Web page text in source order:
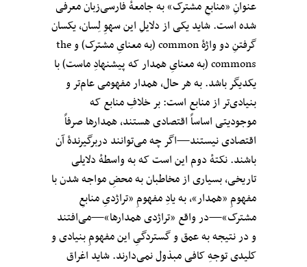
عنوانِ «منابعِ مشترک» به جامعهٔ فارسی‌زبان معرفی
شده است. شاید یکی از دلایلِ این سهوِ لِسان، یکسان
گرفتنِ دو واژهٔ common (به معنایِ‌ مشترک) و the
commons (به معنایِ‌ همدار که پیشنهادِ ماست) با
یکدیگر باشد. به هر حال، همدار مفهومی عام‌تر و
بنیادی‌تر از منابع است: بر خلافِ منابع که
موجودیتی اساساً اقتصادی هستند، همدارها صرفاً
اقتصادی نیستند—اگر چه می‌توانند دربرگیرندهٔ آن
باشند. نکتهٔ دوم این است که به واسطهٔ دلایلی
تاریخی، بسیاری از مخاطبان به محضِ مواجه شدن با
مفهومِ «همدار»، به یادِ مفهومِ «تراژدیِ منابعِ
مشترک»—در واقع «تراژدی همدارها»—می‌افتند
و در نتیجه به عمق و گستردگیِ این مفهومِ بنیادی و
کلیدی توجهِ کافی مبذول نمی‌دارند. شاید اغراق